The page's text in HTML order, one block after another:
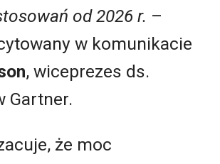
od 2026 r. –
w komunikacie
, wiceprezes ds.
Gartner.
że moc